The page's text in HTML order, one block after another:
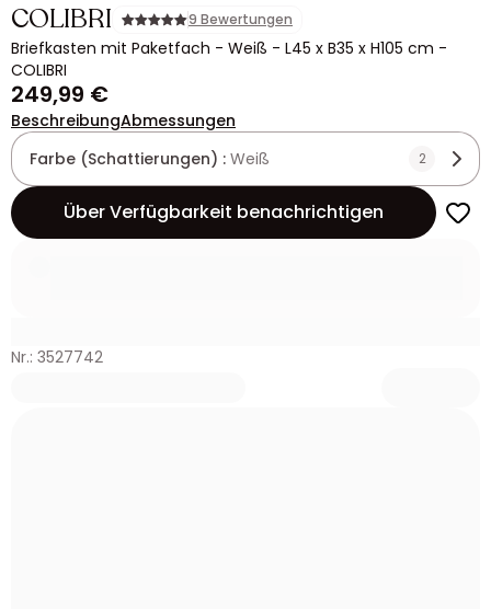
COLIBRI 9 Bewertungen
Briefkasten mit Paketfach - Weiß - L45 x B35 x H105 cm -
COLIBRI
249,99 €
BeschreibungAbmessungen
Farbe (Schattierungen) : Weiß 2
Über Verfügbarkeit benachrichtigen
Nr.: 3527742